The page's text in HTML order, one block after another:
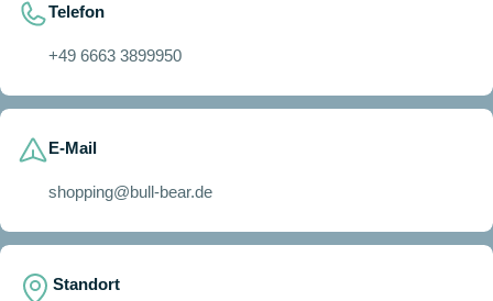
Telefon
+49 6663 3899950
E-Mail
shopping@bull-bear.de
Standort